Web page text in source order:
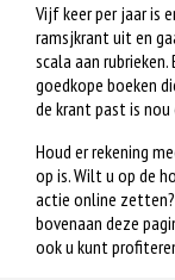
Vijf keer per jaar is
ramsjkrant uit en
scala aan
goedkope boeken
de krant past is
Houd er rekening
op is. Wilt u op de
actie online zetten?
bovenaan deze
ook u kunt